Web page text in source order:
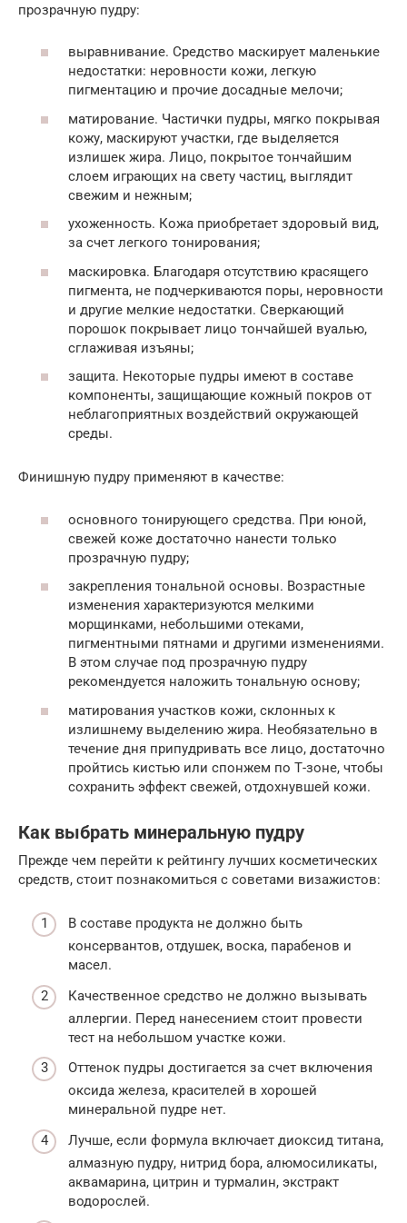
прозрачную пудру:
выравнивание. Средство маскирует маленькие
недостатки: неровности кожи, легкую
пигментацию и прочие досадные мелочи;
матирование. Частички пудры, мягко покрывая
кожу, маскируют участки, где выделяется
излишек жира. Лицо, покрытое тончайшим
слоем играющих на свету частиц, выглядит
свежим и нежным;
ухоженность. Кожа приобретает здоровый вид,
за счет легкого тонирования;
маскировка. Благодаря отсутствию красящего
пигмента, не подчеркиваются поры, неровности
и другие мелкие недостатки. Сверкающий
порошок покрывает лицо тончайшей вуалью,
сглаживая изъяны;
защита. Некоторые пудры имеют в составе
компоненты, защищающие кожный покров от
неблагоприятных воздействий окружающей
среды.
Финишную пудру применяют в качестве:
основного тонирующего средства. При юной,
свежей коже достаточно нанести только
прозрачную пудру;
закрепления тональной основы. Возрастные
изменения характеризуются мелкими
морщинками, небольшими отеками,
пигментными пятнами и другими изменениями.
В этом случае под прозрачную пудру
рекомендуется наложить тональную основу;
матирования участков кожи, склонных к
излишнему выделению жира. Необязательно в
течение дня припудривать все лицо, достаточно
пройтись кистью или спонжем по Т-зоне, чтобы
сохранить эффект свежей, отдохнувшей кожи.
Как выбрать минеральную пудру
Прежде чем перейти к рейтингу лучших косметических
средств, стоит познакомиться с советами визажистов:
В составе продукта не должно быть
консервантов, отдушек, воска, парабенов и
масел.
Качественное средство не должно вызывать
аллергии. Перед нанесением стоит провести
тест на небольшом участке кожи.
Оттенок пудры достигается за счет включения
оксида железа, красителей в хорошей
минеральной пудре нет.
Лучше, если формула включает диоксид титана,
алмазную пудру, нитрид бора, алюмосиликаты,
аквамарина, цитрин и турмалин, экстракт
водорослей.